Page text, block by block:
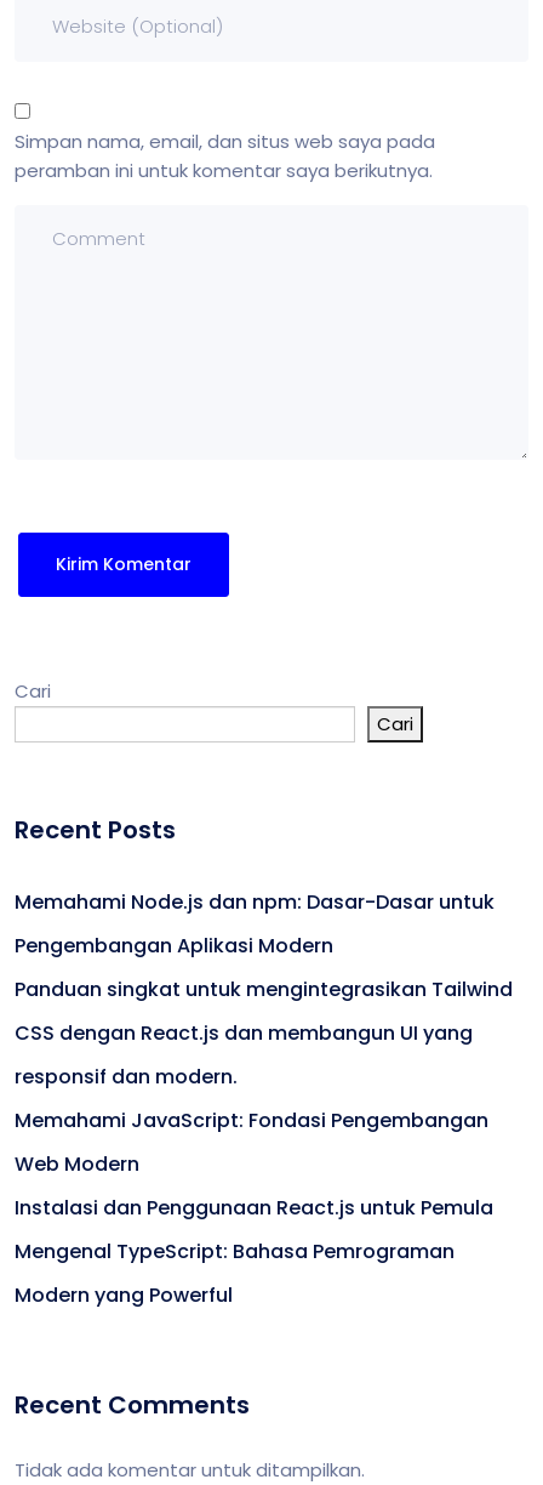
Simpan nama, email, dan situs web saya pada
peramban ini untuk komentar saya berikutnya.
Cari
Cari
Recent Posts
Memahami Node.js dan npm: Dasar-Dasar untuk
Pengembangan Aplikasi Modern
Panduan singkat untuk mengintegrasikan Tailwind
CSS dengan React.js dan membangun UI yang
responsif dan modern.
Memahami JavaScript: Fondasi Pengembangan
Web Modern
Instalasi dan Penggunaan React.js untuk Pemula
Mengenal TypeScript: Bahasa Pemrograman
Modern yang Powerful
Recent Comments
Tidak ada komentar untuk ditampilkan.